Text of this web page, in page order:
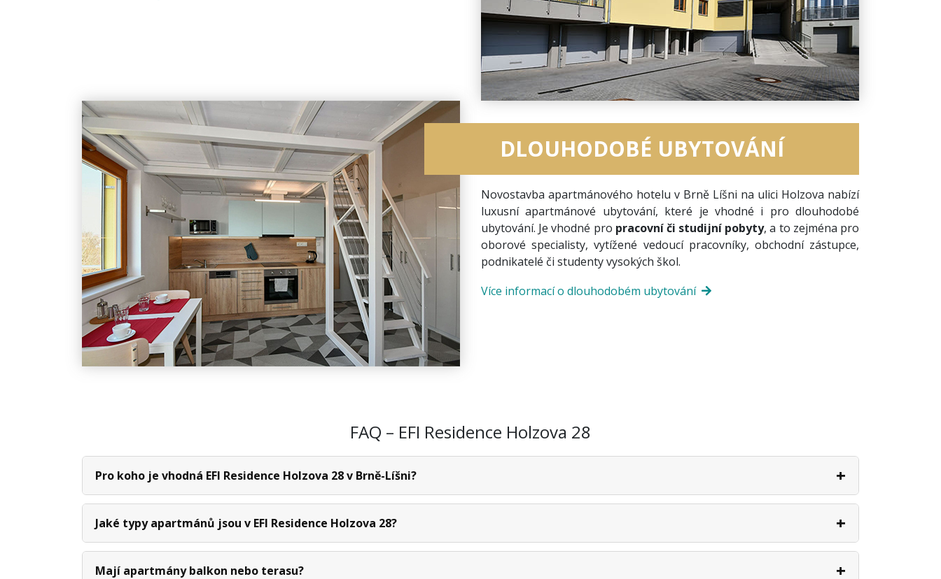
DLOUHODOBÉ UBYTOVÁNÍ
Novostavba apartmánového hotelu v Brně Líšni na ulici Holzova nabízí
luxusní apartmánové ubytování, které je vhodné i pro dlouhodobé
ubytování. Je vhodné pro pracovní či studijní pobyty, a to zejména pro
oborové specialisty, vytížené vedoucí pracovníky, obchodní zástupce,
podnikatelé či studenty vysokých škol.
Více informací o dlouhodobém ubytování
FAQ – EFI Residence Holzova 28
Pro koho je vhodná EFI Residence Holzova 28 v Brně-Líšni?
Jaké typy apartmánů jsou v EFI Residence Holzova 28?
Mají apartmány balkon nebo terasu?